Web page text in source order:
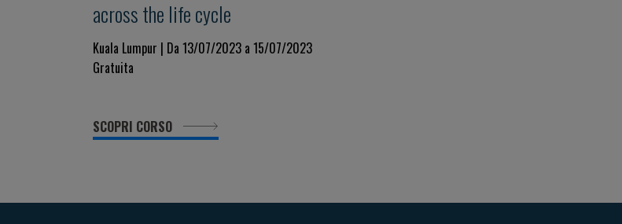
across the life cycle
Kuala Lumpur | Da 13/07/2023 a 15/07/2023
Gratuita
SCOPRI CORSO